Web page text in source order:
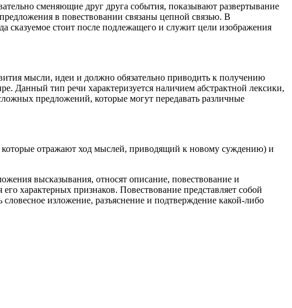
сменяющие друг друга события, показывают развертывание
в повествовании связаны цепной связью. В
сказуемое стоит после подлежащего и служит цели изображения
мысли, идеи и должно обязательно приводить к получению
Данный тип речи характеризуется наличием абстрактной лексики,
предложений, которые могут передавать различные
отражают ход мыслей, приводящий к новому суждению) и
высказывания, относят описание, повествование и
характерных признаков. Повествование представляет собой
изложение, разъяснение и подтверждение какой-либо